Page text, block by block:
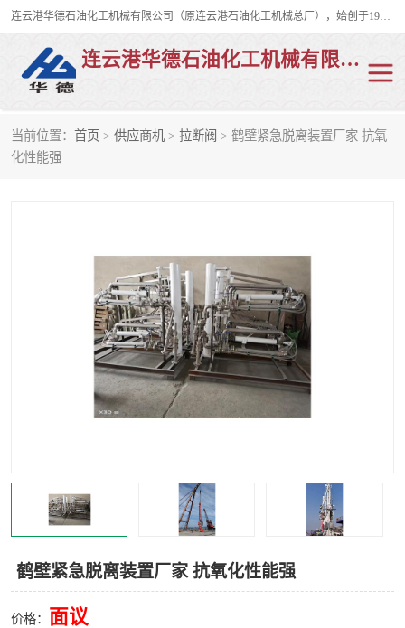
连云港华德石油化工机械有限公司（原连云港石油化工机械总厂），始创于1982年，是从事码头船用流体装卸臂、陆用流体装卸臂（鹤管）、活动梯、钢构平台、定量装车系统等全系列流体装卸设备的设计、制造、销售以及服务的专业供应商。
连云港华德石油化工机械有限公司
当前位置： 首页 > 供应商机 > 拉断阀 > 鹤壁紧急脱离装置厂家 抗氧
化性能强
鹤壁紧急脱离装置厂家 抗氧化性能强
价格： 面议
陆用流体装卸臂
卸车鹤管
输油臂
紧急脱离干式接头 火车鹤管
顶部鹤管
浮动出油装置